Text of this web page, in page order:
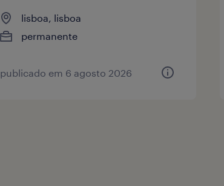
lisboa, lisboa
permanente
publicado em 6 agosto 2026